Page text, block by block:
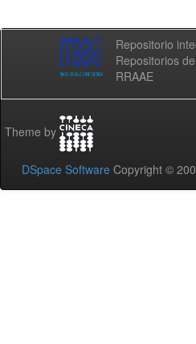
Repositorio
Repositorios
RRAAE
Theme by
DSpace Software Copyright ©